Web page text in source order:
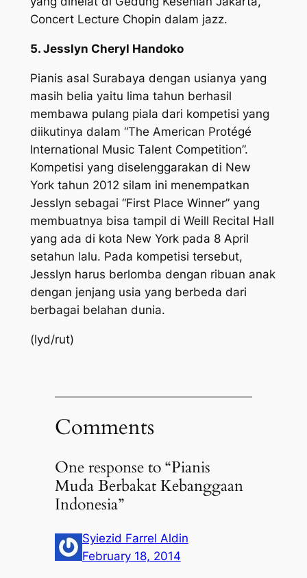
Concert Lecture Chopin dalam jazz.
5. Jesslyn Cheryl Handoko
Pianis asal Surabaya dengan usianya yang
masih belia yaitu lima tahun berhasil
membawa pulang piala dari kompetisi yang
diikutinya dalam “The American Protégé
International Music Talent Competition”.
Kompetisi yang diselenggarakan di New
York tahun 2012 silam ini menempatkan
Jesslyn sebagai “First Place Winner” yang
membuatnya bisa tampil di Weill Recital Hall
yang ada di kota New York pada 8 April
setahun lalu. Pada kompetisi tersebut,
Jesslyn harus berlomba dengan ribuan anak
dengan jenjang usia yang berbeda dari
berbagai belahan dunia.
(lyd/rut)
Comments
One response to “Pianis
Muda Berbakat Kebanggaan
Indonesia”
Syiezid Farrel Aldin
February 18, 2014